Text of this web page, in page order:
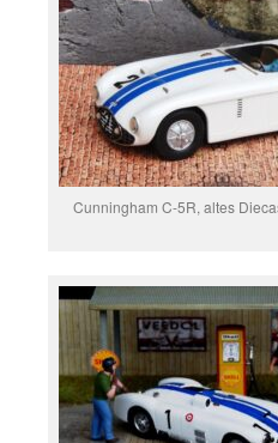
Cunningham C-5R, altes